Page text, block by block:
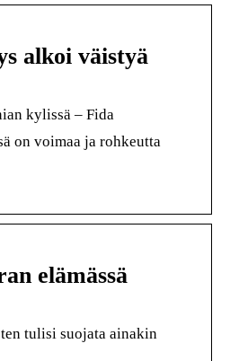
alkoi väistyä
kylissä – Fida
on voimaa ja rohkeutta
elämässä
tulisi suojata ainakin